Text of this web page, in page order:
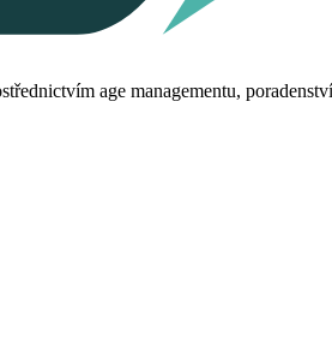
age managementu,